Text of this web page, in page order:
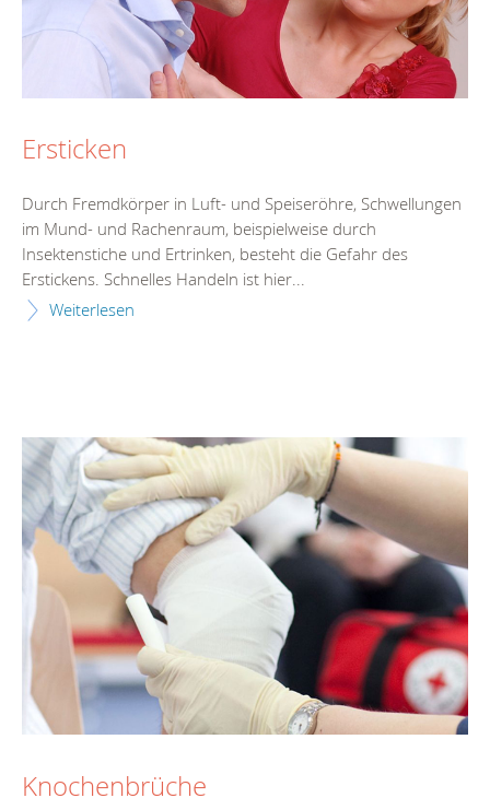
Ersticken
Durch Fremdkörper in Luft- und Speiseröhre, Schwellungen
im Mund- und Rachenraum, beispielweise durch
Insektenstiche und Ertrinken, besteht die Gefahr des
Erstickens. Schnelles Handeln ist hier...
Weiterlesen
Knochenbrüche